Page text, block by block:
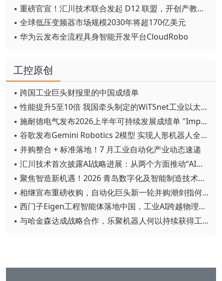
▪ 重磅官宣！汇川技术联合发起 D12 联盟，开创产教融合新范式
▪ 全球低压变频器市场规模2030年将超170亿美元
▪ 华为云发布全流程具身智能开发平台CloudRobo
工控原创
▪ 跨国工业巨头财报里的中国成绩单
▪ 性能提升5至10倍 我国牵头制定的WiTSnet工业以太网国际标准正式发布
▪ 施耐德电气发布2026上半年可持续发展成绩单 "Impact 2030"路线图开局稳健
▪ 谷歌发布Gemini Robotics 2模型 实现人形机器人全身智能控制突破
▪ 并购整合 + 标准落地！7 月工业自动化产业动态速递
▪ 汇川技术首次披露AI战略进展：从两个方面推动“AI业务化”落地
▪ 聚焦智造新机遇！2026 青岛数字化及智能制造技术论坛圆满落幕
▪ 相继宣布重磅收购，自动化巨头新一轮并购潮剑指何方？
▪ 西门子Eigen工程智能体落地中国，工业AI跨越物理世界“确定性”拐点
▪ 与哈金森达成战略合作，乐聚机器人何以持续获得工业巨头青睐？